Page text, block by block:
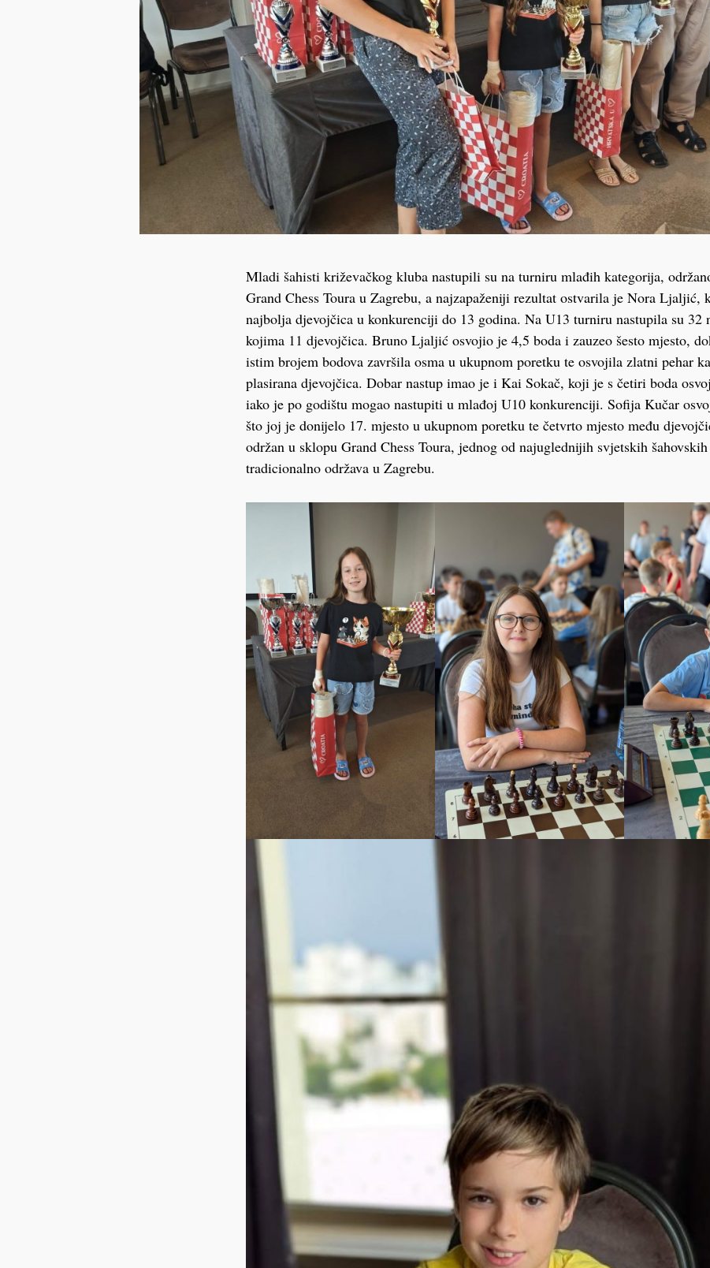
Mladi šahisti križevačkog kluba nastupili su na turniru mlađih kategorija,
Grand Chess Toura u Zagrebu, a najzapaženiji rezultat ostvarila je Nora Ljaljić,
najbolja djevojčica u konkurenciji do 13 godina. Na U13 turniru nastupila su 32
kojima 11 djevojčica. Bruno Ljaljić osvojio je 4,5 boda i zauzeo šesto mjesto,
istim brojem bodova završila osma u ukupnom poretku te osvojila zlatni pehar
plasirana djevojčica. Dobar nastup imao je i Kai Sokač, koji je s četiri boda
iako je po godištu mogao nastupiti u mlađoj U10 konkurenciji. Sofija Kučar
što joj je donijelo 17. mjesto u ukupnom poretku te četvrto mjesto među
održan u sklopu Grand Chess Toura, jednog od najuglednijih svjetskih
tradicionalno održava u Zagrebu.